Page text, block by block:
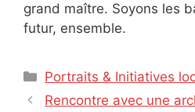
grand maître. Soyons les
futur, ensemble.
Catégories
Portraits & Initiatives
Rencontre avec une